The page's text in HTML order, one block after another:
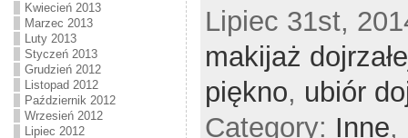
Kwiecień 2013
Marzec 2013
Luty 2013
Styczeń 2013
Grudzień 2012
Listopad 2012
Październik 2012
Wrzesień 2012
Lipiec 2012
Lipiec 31st,
makijaż
piękno, ubiór
Category: Inne,